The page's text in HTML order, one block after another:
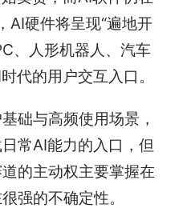
AI硬件将呈现“遍地开
、人形机器人、汽车
代的用户交互入口。
础与高频使用场景，
常AI能力的入口，但
的主动权主要掌握在
强的不确定性。